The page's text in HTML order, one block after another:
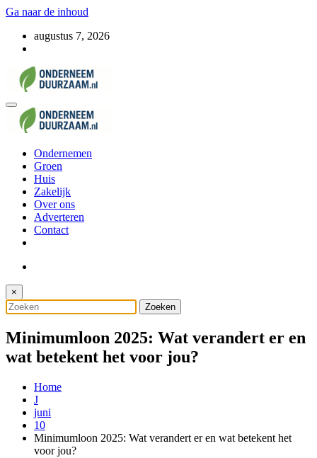
Ga naar de inhoud
augustus 7, 2026
Onderneem Duurzaam
Voor ondernemers met oog voor morgen
Onderneem Duurzaam
Voor ondernemers met oog voor morgen
Ondernemen
Groen
Huis
Zakelijk
Over ons
Adverteren
Contact
×
Minimumloon 2025: Wat verandert er en
wat betekent het voor jou?
Home
J
juni
10
Minimumloon 2025: Wat verandert er en wat betekent het
voor jou?